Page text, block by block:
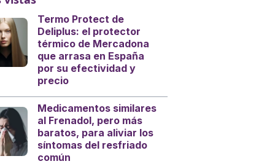
Termo Protect de
Deliplus: el protector
térmico de Mercadona
que arrasa en España
por su efectividad y
precio
Medicamentos similares
al Frenadol, pero más
baratos, para aliviar los
síntomas del resfriado
común